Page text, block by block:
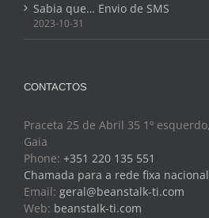
Sabia que… Envio de SMS
2023-10-31
CONTACTOS
Praceta 25 de Abril 35 1º
Gaia
Phone: +351 220 135 551
Chamada para a rede fixa nacional
Email: geral@beanstalk-ti.com
Web: beanstalk-ti.com